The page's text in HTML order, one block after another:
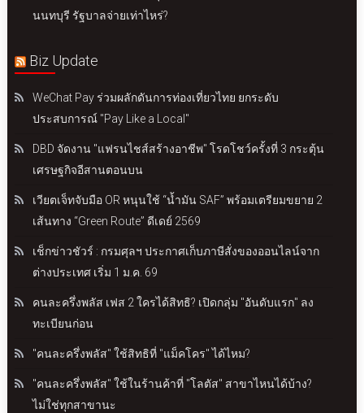
นนทบุรี รัฐบาลจ่ายเท่าไหร่?
Biz Update
WeChat Pay ร่วมผลักดันการท่องเที่ยวไทย ยกระดับ
ประสบการณ์ "Pay Like a Local"
DBD จัดงาน "แฟรนไชส์สร้างอาชีพ" โรดโชว์ครั้งที่ 3 กระตุ้น
เศรษฐกิจอีสานตอนบน
เวียตเจ็ทจับมือ OR หนุนใช้ “น้ำมัน SAF” พร้อมเตรียมขยาย 2
เส้นทาง “Green Route” ดีเดย์ 2569
เช็กข่าวชัวร์ : กรมศุลฯ ประกาศเก็บภาษีสั่งของออนไลน์จาก
ต่างประเทศ เริ่ม 1 ม.ค. 69
คนละครึ่งพลัส เฟส 2 ใครได้สิทธิ? เปิดกลุ่ม "อันดับแรก" ลง
ทะเบียนก่อน
"คนละครึ่งพลัส" ใช้สิทธิที่ "แม็คโคร" ได้ไหม?
"คนละครึ่งพลัส" ใช้ในร้านค้าที่ "โลตัส" สาขาไหนได้บ้าง?
ไม่ใช่ทุกสาขานะ